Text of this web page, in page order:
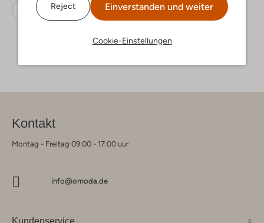
Reject Einverstanden und weiter
Cookie-Einstellungen
Sneaker Bunniesjr Nubuk
Kontakt
Montag - Freitag 09:00 - 17:00 uur
info@omoda.de